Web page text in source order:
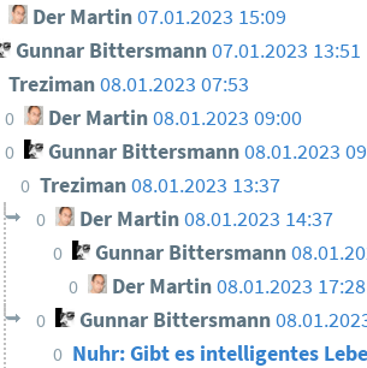
Der Martin 07.01.2023 15:09
Gunnar Bittersmann07.01.2023 13:51
Treziman08.01.2023 07:53
0 Der Martin08.01.2023 09:00
0 Gunnar Bittersmann08.01.2023
0 Treziman08.01.2023 13:37
0 Der Martin08.01.2023 14:37
0 Gunnar Bittersmann
0 Der Martin 08.01.2023 17:28
0 Gunnar Bittersmann
0 Nuhr: Gibt es intelligentes